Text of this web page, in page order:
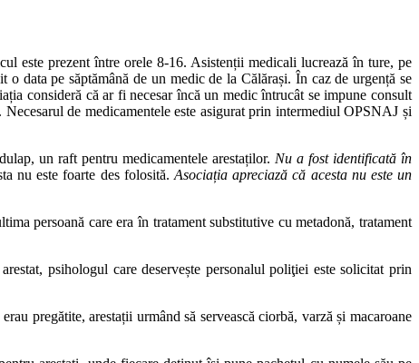
este prezent între orele 8-16. Asistenții medicali lucrează în ture, pe
data pe săptămână de un medic de la Călărași. În caz de urgență se
consideră că ar fi necesar încă un medic întrucât se impune consult
de medicamentele este asigurat prin intermediul OPSNAJ și
un raft pentru medicamentele arestaților. Nu a fost identificată în
nu este foarte des folosită. Asociația apreciază că acesta nu este un
persoană care era în tratament substitutive cu metadonă, tratament
psihologul care deservește personalul poliţiei este solicitat prin
pregătite, arestații urmând să servească ciorbă, varză și macaroane